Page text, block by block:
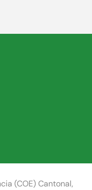
(COE) Cantonal,